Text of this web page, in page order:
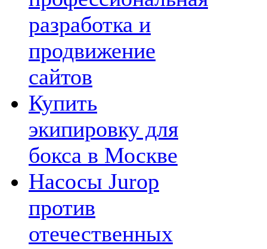
разработка и
продвижение
сайтов
Купить
экипировку для
бокса в Москве
Насосы Jurop
против
отечественных